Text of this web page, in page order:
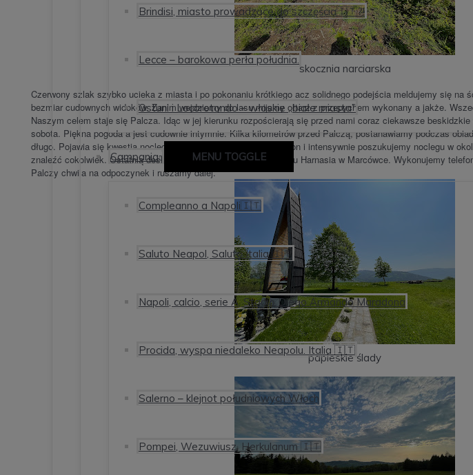
Brindisi, miasto prowadzące do szczęścia🇮🇹?!
Lecce – barokowa perła południa.
Ostuni i Locorotondo – włoskie „białe miasta”
Campania MENU TOGGLE
Compleanno a Napoli🇮🇹
Saluto Neapol, Saluto Italia 🇮🇹
Napoli, calcio, serie A, Stadio Diego Armando Maradona
Procida, wyspa niedaleko Neapolu. Italia 🇮🇹
Salerno – klejnot południowych Włoch
Pompei, Wezuwiusz, Herkulanum 🇮🇹
skocznia narciarska
Czerwony szlak szybko ucieka z miasta i po pokonaniu krótkiego acz solidnego podejścia meldujemy się na
bezmiar cudownych widoków. Zanim wejdziemy do lasu mijamy ołtarz z przepychem wykonany a jakże.
Naszym celem staje się Palcza. Idąc w jej kierunku rozpościerają się przed nami coraz ciekawsze
sobota. Piękna pogoda a jest cudownie intymnie. Kilka kilometrów przed Palczą, postanawiamy podczas
długo. Pojawia się kwestia noclegu. Każdy z nas uruchamia telefon i intensywnie poszukujemy noclegu w
znaleźć cokolwiek. Ostatnią deską ratunku okazuje się Bacówka u Harnasia w Marcówce. Wykonujemy
Palczy chwila na odpoczynek i ruszamy dalej.
papieskie ślady